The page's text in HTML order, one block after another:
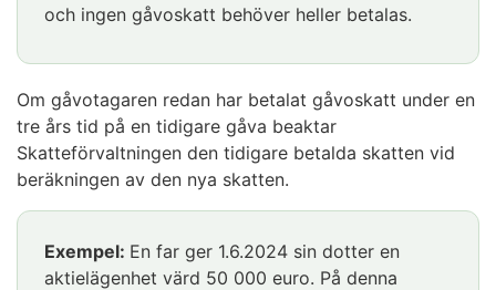
och ingen gåvoskatt behöver heller betalas.
päättyy
Om gåvotagaren redan har betalat gåvoskatt under en
tre års tid på en tidigare gåva beaktar
Skatteförvaltningen den tidigare betalda skatten vid
beräkningen av den nya skatten.
Exempel: En far ger 1.6.2024 sin dotter en
aktielägenhet värd 50 000 euro. På denna